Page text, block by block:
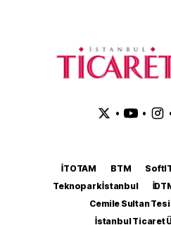
• •
İTOTAM BTM
Teknopark İstanbul
Cemile Sultan
İstanbul Ticaret